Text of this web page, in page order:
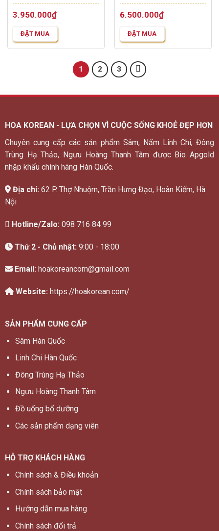
hạng5.005
sao
3.950.000₫
được chính Trung tâm nhân
sâm chính phủ Hàn Quốc
sản xuất. Từng củ sâm đều
được trải qua quá trình xử lý,
nghiêm ngặt để đạt được
ĐẶT MUA
hạng5.005
sao
6.500.000₫
cho những ai quan tâm đến
sức khỏe và sắc đẹp. Vậy
sản phẩm này có công dụng
gì đối với sức khỏe, dùng thế
đón đến...
ĐẶT MUA
1 2 3
HOA KOREAN - LỰA CHỌN VÌ CUỘC SỐNG KHOẺ ĐẸP HƠN
Chuyên cung cấp các sản phẩm Sâm, Nấm Linh Chi, Đông
Trùng Hạ Thảo, Ngưu Hoàng Thanh Tâm được Bio Apgold
nhập khẩu chính hãng Hàn Quốc.
Địa chỉ: 62 P. Thợ Nhuộm, Trần Hưng Đạo, Hoàn Kiếm, Hà
Nội
Hotline/Zalo: 098 716 84 99
Thứ 2 - Chủ nhật: 9:00 - 18:00
Email: hoakoreancom@gmail.com
Website: https://hoakorean.com/
SẢN PHẨM CUNG CẤP
Sâm Hàn Quốc
Linh Chi Hàn Quốc
Đông Trùng Hạ Thảo
Ngưu Hoàng Thanh Tâm
Đồ uống bổ dưỡng
Các sản phẩm dạng viên
HỖ TRỢ KHÁCH HÀNG
Chính sách & Điều khoản
Chính sách bảo mật
Hướng dẫn mua hàng
Chính sách đổi trả